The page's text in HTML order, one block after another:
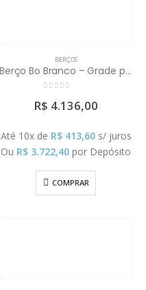
BERÇOS
Berço Bo Branco – Grade palha (Colchão Vendido Separadamente)
R$ 4.136,00
Até 10x de R$413,60 s/ juros
Ou R$ 3.722,40 por Depósito
COMPRAR